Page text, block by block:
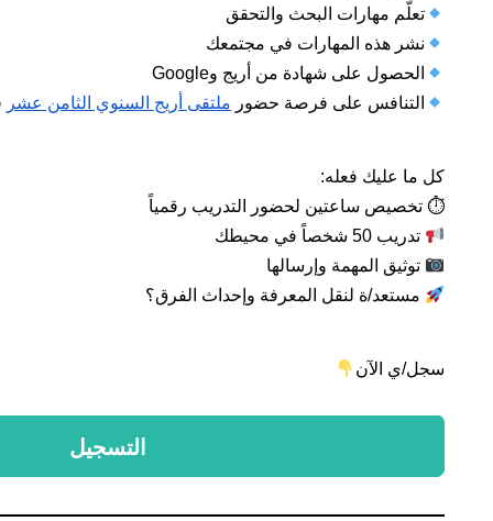
تعلّم مهارات البحث والتحقق
نشر هذه المهارات في مجتمعك
الحصول على شهادة من أريج وGoogle
التنافس على فرصة حضور ملتقى أريج السنوي الثامن عشر
كل ما عليك فعله:
⏱ تخصيص ساعتين لحضور التدريب رقمياً
تدريب 50 شخصاً في محيطك
توثيق المهمة وإرسالها
مستعد/ة لنقل المعرفة وإحداث الفرق؟
سجل/ي الآن
التسجيل